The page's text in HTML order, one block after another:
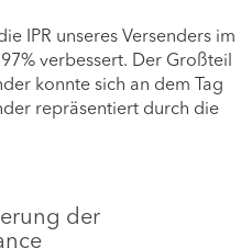
IPR unseres Versenders im
verbessert. Der Großteil
konnte sich an dem Tag
repräsentiert durch die
der